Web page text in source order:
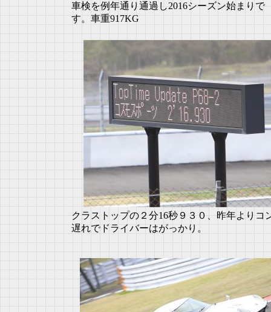
車検を例年通り通過し2016シーズン始まりで
す。車重917KG
クラストップの２分16秒９３０、昨年よりコ
遅れでドライバーはがっかり。